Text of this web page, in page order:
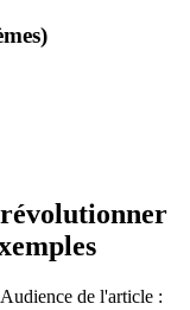
Audience de l'article :